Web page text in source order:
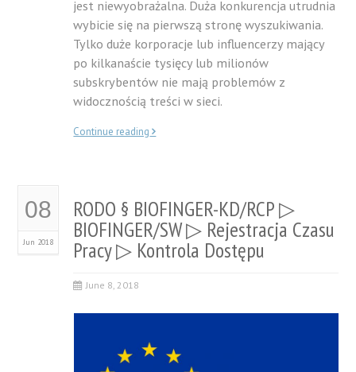
jest niewyobrażalna. Duża konkurencja utrudnia
wybicie się na pierwszą stronę wyszukiwania.
Tylko duże korporacje lub influencerzy mający
po kilkanaście tysięcy lub milionów
subskrybentów nie mają problemów z
widocznością treści w sieci.
Continue reading
08
Jun 2018
RODO § BIOFINGER-KD/RCP ▷
BIOFINGER/SW ▷ Rejestracja Czasu
Pracy ▷ Kontrola Dostępu
June 8, 2018